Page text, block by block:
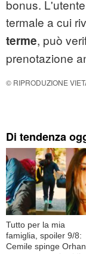
bonus.
termale a cui
terme, può
prenotazione
© RIPRODUZIONE
Di tendenza
Tutto per la mia
famiglia, spoiler 9/8:
Cemile spinge Orhan